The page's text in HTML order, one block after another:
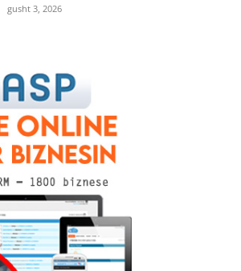
gusht 3, 2026